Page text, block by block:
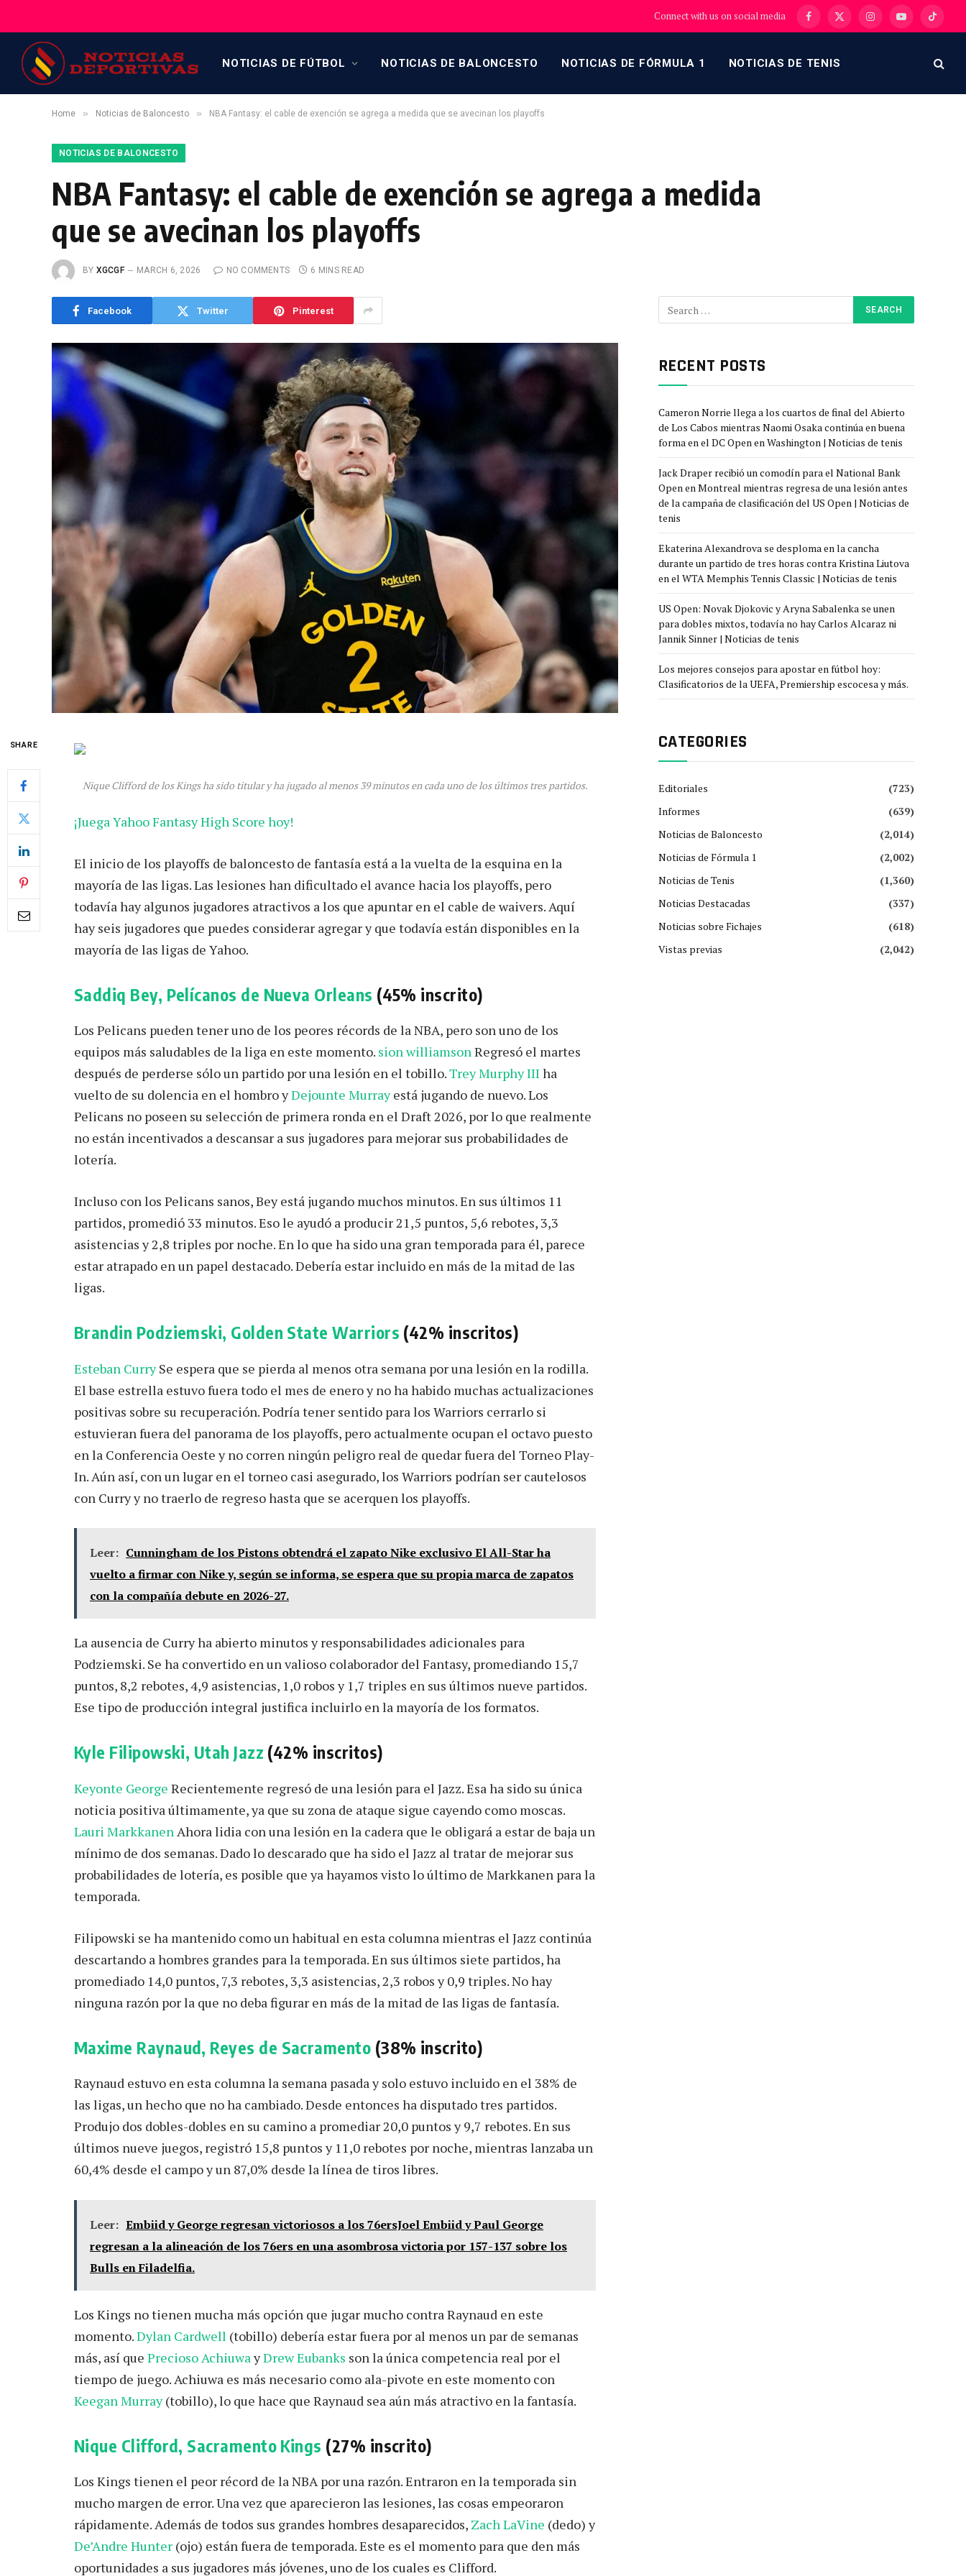
Connect with us on social media Facebook
X
InstagramYouTubeTikTok
NOTICIAS DE FÚTBOL NOTICIAS DE BALONCESTO NOTICIAS DE FÓRMULA 1 NOTICIAS DE TENIS
Home » Noticias de Baloncesto » NBA Fantasy: el cable de exención se agrega a medida que se avecinan los playoffs
NOTICIAS DE BALONCESTO
NBA Fantasy: el cable de exención se agrega a medida
que se avecinan los playoffs
BY XGCGF MARCH 6, 2026 NO COMMENTS 6 MINS READ
Facebook Twitter Pinterest
SHARE
Nique Clifford de los Kings ha sido titular y ha jugado al menos 39 minutos en cada uno de los últimos tres partidos.
¡Juega Yahoo Fantasy High Score hoy!
El inicio de los playoffs de baloncesto de fantasía está a la vuelta de la esquina en la
mayoría de las ligas. Las lesiones han dificultado el avance hacia los playoffs, pero
todavía hay algunos jugadores atractivos a los que apuntar en el cable de waivers. Aquí
hay seis jugadores que puedes considerar agregar y que todavía están disponibles en la
mayoría de las ligas de Yahoo.
Saddiq Bey, Pelícanos de Nueva Orleans (45% inscrito)
Los Pelicans pueden tener uno de los peores récords de la NBA, pero son uno de los
equipos más saludables de la liga en este momento. sion williamsonRegresó el martes
después de perderse sólo un partido por una lesión en el tobillo.Trey Murphy III ha
vuelto de su dolencia en el hombro yDejounte Murrayestá jugando de nuevo. Los
Pelicans no poseen su selección de primera ronda en el Draft 2026, por lo que realmente
no están incentivados a descansar a sus jugadores para mejorar sus probabilidades de
lotería.
Incluso con los Pelicans sanos, Bey está jugando muchos minutos. En sus últimos 11
partidos, promedió 33 minutos. Eso le ayudó a producir 21,5 puntos, 5,6 rebotes, 3,3
asistencias y 2,8 triples por noche. En lo que ha sido una gran temporada para él, parece
estar atrapado en un papel destacado. Debería estar incluido en más de la mitad de las
ligas.
Brandin Podziemski, Golden State Warriors (42% inscritos)
Esteban CurrySe espera que se pierda al menos otra semana por una lesión en la rodilla.
El base estrella estuvo fuera todo el mes de enero y no ha habido muchas actualizaciones
positivas sobre su recuperación. Podría tener sentido para los Warriors cerrarlo si
estuvieran fuera del panorama de los playoffs, pero actualmente ocupan el octavo puesto
en la Conferencia Oeste y no corren ningún peligro real de quedar fuera del Torneo Play-
In. Aún así, con un lugar en el torneo casi asegurado, los Warriors podrían ser cautelosos
con Curry y no traerlo de regreso hasta que se acerquen los playoffs.
Leer: Cunningham de los Pistons obtendrá el zapato Nike exclusivo El All-Star ha
vuelto a firmar con Nike y, según se informa, se espera que su propia marca de zapatos
con la compañía debute en 2026-27.
La ausencia de Curry ha abierto minutos y responsabilidades adicionales para
Podziemski. Se ha convertido en un valioso colaborador del Fantasy, promediando 15,7
puntos, 8,2 rebotes, 4,9 asistencias, 1,0 robos y 1,7 triples en sus últimos nueve partidos.
Ese tipo de producción integral justifica incluirlo en la mayoría de los formatos.
Kyle Filipowski, Utah Jazz (42% inscritos)
Keyonte George Recientemente regresó de una lesión para el Jazz. Esa ha sido su única
noticia positiva últimamente, ya que su zona de ataque sigue cayendo como moscas.
Lauri MarkkanenAhora lidia con una lesión en la cadera que le obligará a estar de baja un
mínimo de dos semanas. Dado lo descarado que ha sido el Jazz al tratar de mejorar sus
probabilidades de lotería, es posible que ya hayamos visto lo último de Markkanen para la
temporada.
Filipowski se ha mantenido como un habitual en esta columna mientras el Jazz continúa
descartando a hombres grandes para la temporada. En sus últimos siete partidos, ha
promediado 14,0 puntos, 7,3 rebotes, 3,3 asistencias, 2,3 robos y 0,9 triples. No hay
ninguna razón por la que no deba figurar en más de la mitad de las ligas de fantasía.
Maxime Raynaud, Reyes de Sacramento (38% inscrito)
Raynaud estuvo en esta columna la semana pasada y solo estuvo incluido en el 38% de
las ligas, un hecho que no ha cambiado. Desde entonces ha disputado tres partidos.
Produjo dos dobles-dobles en su camino a promediar 20,0 puntos y 9,7 rebotes. En sus
últimos nueve juegos, registró 15,8 puntos y 11,0 rebotes por noche, mientras lanzaba un
60,4% desde el campo y un 87,0% desde la línea de tiros libres.
Leer: Embiid y George regresan victoriosos a los 76ersJoel Embiid y Paul George
regresan a la alineación de los 76ers en una asombrosa victoria por 157-137 sobre los
Bulls en Filadelfia.
Los Kings no tienen mucha más opción que jugar mucho contra Raynaud en este
momento.Dylan Cardwell (tobillo) debería estar fuera por al menos un par de semanas
más, así que Precioso AchiuwayDrew Eubanks son la única competencia real por el
tiempo de juego. Achiuwa es más necesario como ala-pivote en este momento con
Keegan Murray(tobillo), lo que hace que Raynaud sea aún más atractivo en la fantasía.
Nique Clifford, Sacramento Kings (27% inscrito)
Los Kings tienen el peor récord de la NBA por una razón. Entraron en la temporada sin
mucho margen de error. Una vez que aparecieron las lesiones, las cosas empeoraron
rápidamente. Además de todos sus grandes hombres desaparecidos, Zach LaVine (dedo) y
De’Andre Hunter (ojo) están fuera de temporada. Este es el momento para que den más
oportunidades a sus jugadores más jóvenes, uno de los cuales es Clifford.
RECENT POSTS
Cameron Norrie llega a los cuartos de final del Abierto
de Los Cabos mientras Naomi Osaka continúa en buena
forma en el DC Open en Washington | Noticias de tenis
Jack Draper recibió un comodín para el National Bank
Open en Montreal mientras regresa de una lesión antes
de la campaña de clasificación del US Open | Noticias de
tenis
Ekaterina Alexandrova se desploma en la cancha
durante un partido de tres horas contra Kristina Liutova
en el WTA Memphis Tennis Classic | Noticias de tenis
US Open: Novak Djokovic y Aryna Sabalenka se unen
para dobles mixtos, todavía no hay Carlos Alcaraz ni
Jannik Sinner | Noticias de tenis
Los mejores consejos para apostar en fútbol hoy:
Clasificatorios de la UEFA, Premiership escocesa y más.
CATEGORIES
Editoriales
(723)
Informes
(639)
Noticias de Baloncesto
(2,014)
Noticias de Fórmula 1
(2,002)
Noticias de Tenis
(1,360)
Noticias Destacadas
(337)
Noticias sobre Fichajes
(618)
Vistas previas
(2,042)